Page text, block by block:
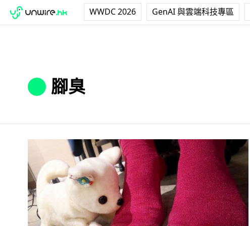
WWDC 2026 GenAI 與雲端科技專區
腳臭